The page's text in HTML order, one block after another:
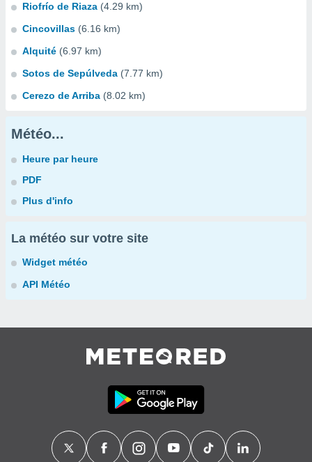
Riofrío de Riaza (4.29 km)
Cincovillas (6.16 km)
Alquité (6.97 km)
Sotos de Sepúlveda (7.77 km)
Cerezo de Arriba (8.02 km)
Météo...
Heure par heure
PDF
Plus d'info
La météo sur votre site
Widget météo
API Météo